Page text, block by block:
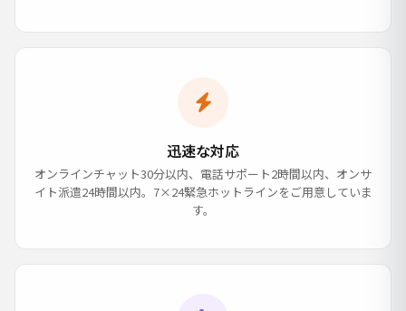
迅速な対応
オンラインチャット30分以内、電話サポート2時間以内、オンサ
イト派遣24時間以内。7×24緊急ホットラインをご用意していま
す。